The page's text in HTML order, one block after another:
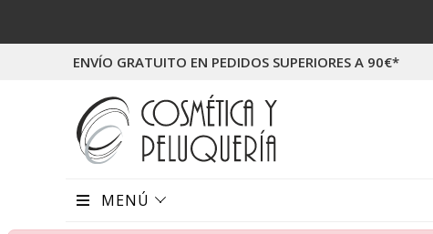
ENVÍO GRATUITO EN PEDIDOS SUPERIORES A 90€*
MENÚ